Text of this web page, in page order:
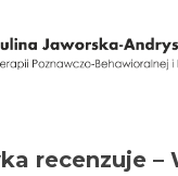
recenzuje –